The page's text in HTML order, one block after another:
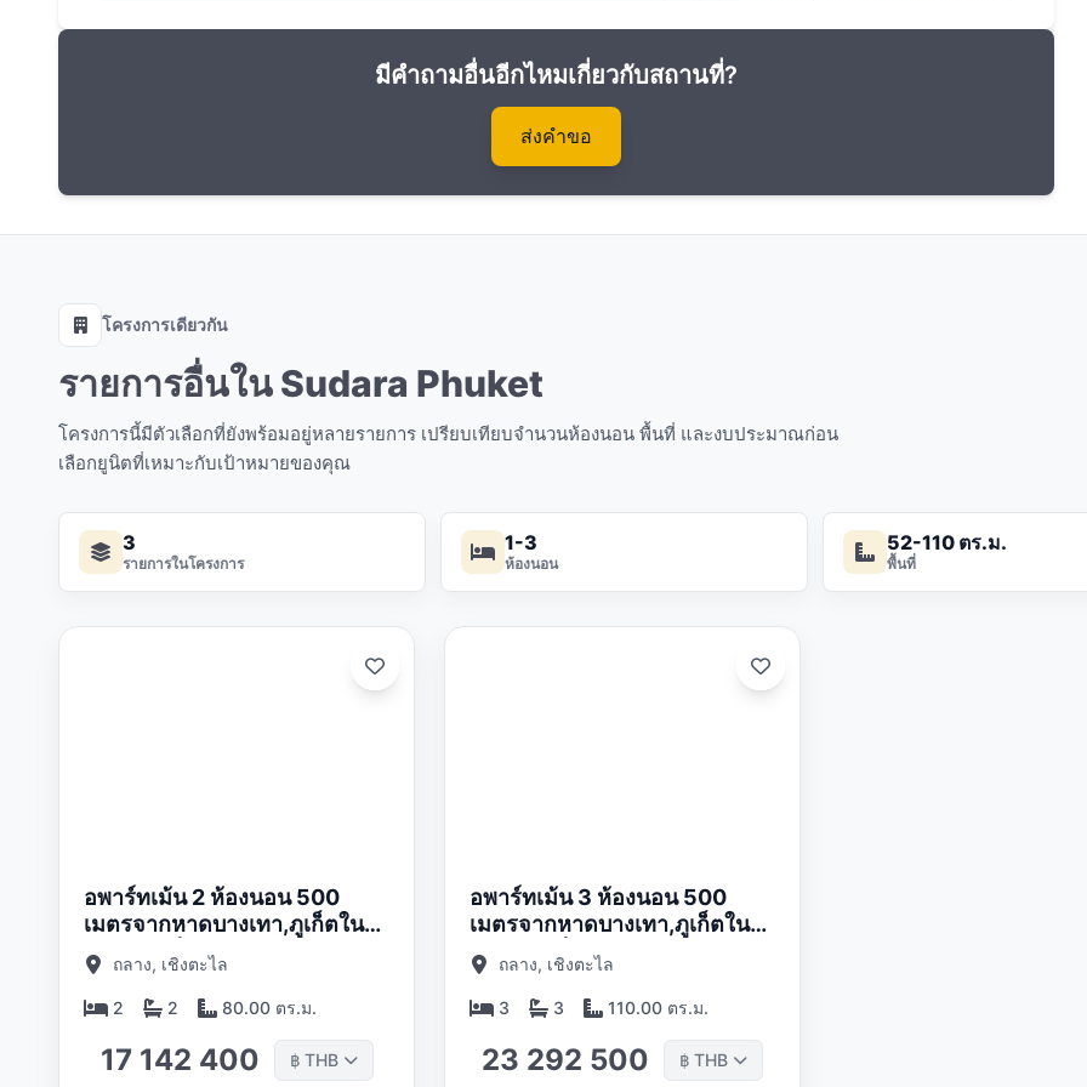
มีคำถามอื่นอีกไหมเกี่ยวกับสถานที่?
ส่งคำขอ
โครงการเดียวกัน
รายการอื่นใน Sudara Phuket
โครงการนี้มีตัวเลือกที่ยังพร้อมอยู่หลายรายการ เปรียบเทียบจำนวนห้องนอน พื้นที่ และงบประมาณก่อน
เลือกยูนิตที่เหมาะกับเป้าหมายของคุณ
3
รายการในโครงการ
1-3
ห้องนอน
52-110 ตร.ม.
พื้นที่
อพาร์ทเม้น 2 ห้องนอน 500
เมตรจากหาดบางเทา,ภูเก็ตใน
สุดาราภูเก็ต
ถลาง, เชิงตะไล
2 2 80.00 ตร.ม.
17 142 400 ฿ THB
อพาร์ทเม้น 3 ห้องนอน 500
เมตรจากหาดบางเทา,ภูเก็ตใน
สุดาราภูเก็ต
ถลาง, เชิงตะไล
3 3 110.00 ตร.ม.
23 292 500 ฿ THB